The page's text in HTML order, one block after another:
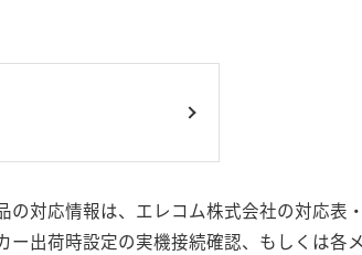
対応情報は、エレコム株式会社の対応表
出荷時設定の実機接続確認、もしくは各